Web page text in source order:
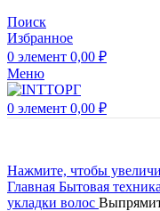
Поиск
Избранное
0 элемент 0,00 ₽
Меню
0 элемент 0,00 ₽
Нажмите, чтобы
Главная Бытовая техника
укладки волос